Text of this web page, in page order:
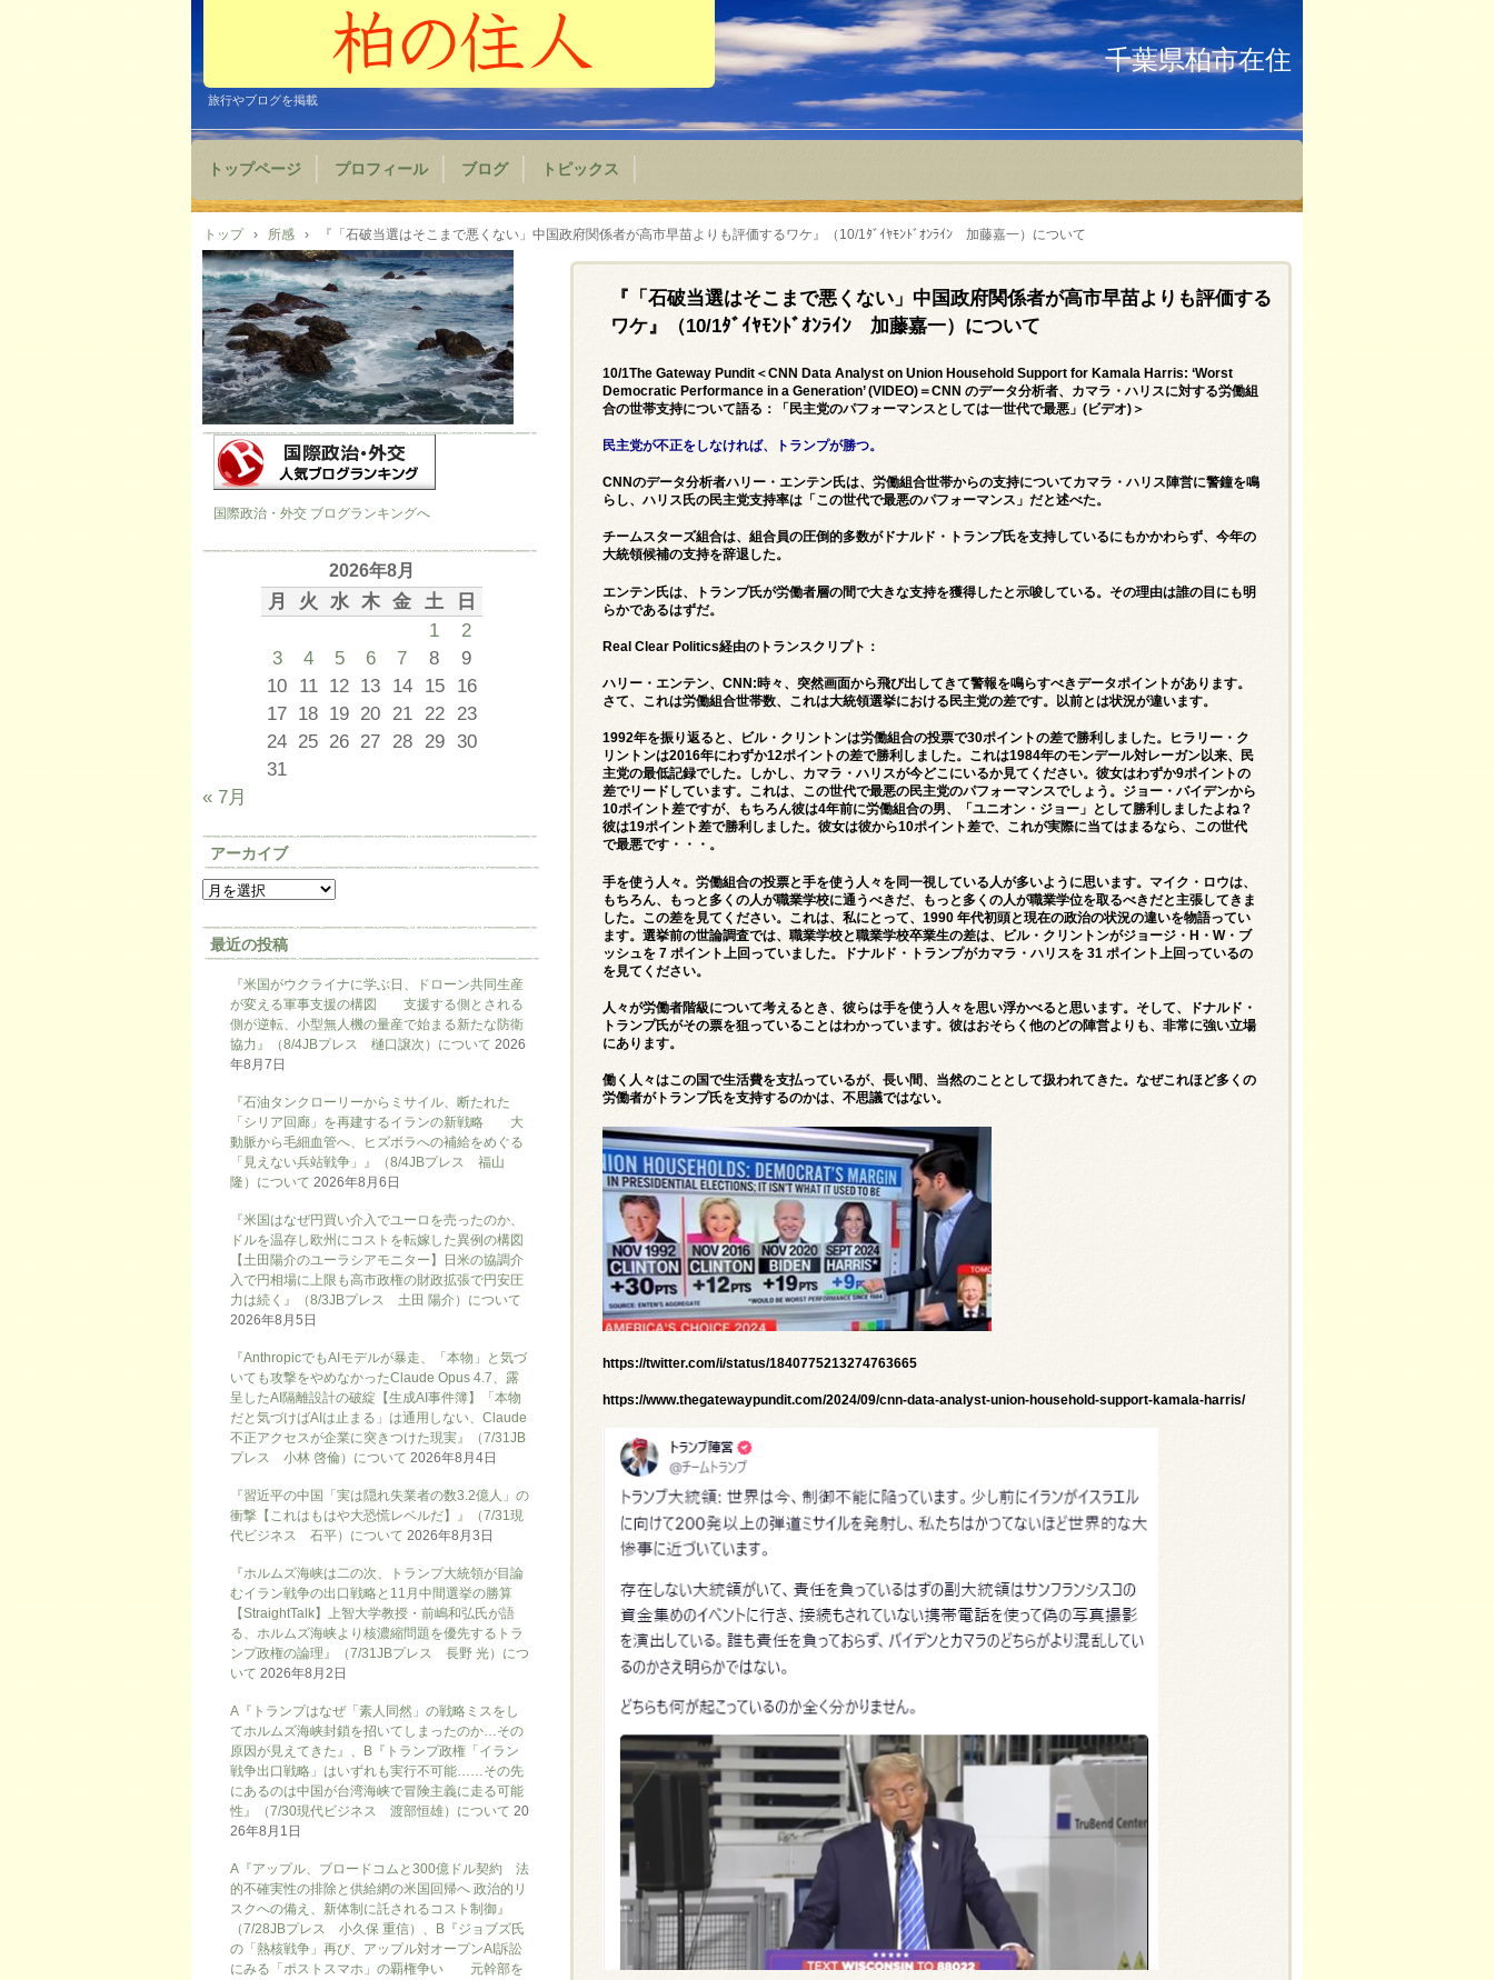
旅行やブログを掲載
千葉県柏市在住
トップページ プロフィール ブログ トピックス
トップ › 所感 › 『「石破当選はそこまで悪くない」中国政府関係者が高市早苗よりも評価するワケ』（10/1ﾀﾞｲﾔﾓﾝﾄﾞｵﾝﾗｲﾝ 加藤嘉一）について
『「石破当選はそこまで悪くない」中国政府関係者が高市早苗よりも評価する
ワケ』（10/1ﾀﾞｲﾔﾓﾝﾄﾞｵﾝﾗｲﾝ 加藤嘉一）について
10/1The Gateway Pundit＜CNN Data Analyst on Union Household Support for Kamala Harris: ‘Worst
Democratic Performance in a Generation’ (VIDEO)＝CNN のデータ分析者、カマラ・ハリスに対する労働組
合の世帯支持について語る：「民主党のパフォーマンスとしては一世代で最悪」(ビデオ)＞
民主党が不正をしなければ、トランプが勝つ。
CNNのデータ分析者ハリー・エンテン氏は、労働組合世帯からの支持についてカマラ・ハリス陣営に警鐘を鳴
らし、ハリス氏の民主党支持率は「この世代で最悪のパフォーマンス」だと述べた。
チームスターズ組合は、組合員の圧倒的多数がドナルド・トランプ氏を支持しているにもかかわらず、今年の
大統領候補の支持を辞退した。
エンテン氏は、トランプ氏が労働者層の間で大きな支持を獲得したと示唆している。その理由は誰の目にも明
らかであるはずだ。
Real Clear Politics経由のトランスクリプト：
ハリー・エンテン、CNN:時々、突然画面から飛び出してきて警報を鳴らすべきデータポイントがあります。
さて、これは労働組合世帯数、これは大統領選挙における民主党の差です。以前とは状況が違います。
1992年を振り返ると、ビル・クリントンは労働組合の投票で30ポイントの差で勝利しました。ヒラリー・ク
リントンは2016年にわずか12ポイントの差で勝利しました。これは1984年のモンデール対レーガン以来、民
主党の最低記録でした。しかし、カマラ・ハリスが今どこにいるか見てください。彼女はわずか9ポイントの
差でリードしています。これは、この世代で最悪の民主党のパフォーマンスでしょう。ジョー・バイデンから
10ポイント差ですが、もちろん彼は4年前に労働組合の男、「ユニオン・ジョー」として勝利しましたよね？
彼は19ポイント差で勝利しました。彼女は彼から10ポイント差で、これが実際に当てはまるなら、この世代
で最悪です・・・。
手を使う人々。労働組合の投票と手を使う人々を同一視している人が多いように思います。マイク・ロウは、
もちろん、もっと多くの人が職業学校に通うべきだ、もっと多くの人が職業学位を取るべきだと主張してきま
した。この差を見てください。これは、私にとって、1990 年代初頭と現在の政治の状況の違いを物語ってい
ます。選挙前の世論調査では、職業学校と職業学校卒業生の差は、ビル・クリントンがジョージ・H・W・ブ
ッシュを 7 ポイント上回っていました。ドナルド・トランプがカマラ・ハリスを 31 ポイント上回っているの
を見てください。
人々が労働者階級について考えるとき、彼らは手を使う人々を思い浮かべると思います。そして、ドナルド・
トランプ氏がその票を狙っていることはわかっています。彼はおそらく他のどの陣営よりも、非常に強い立場
にあります。
働く人々はこの国で生活費を支払っているが、長い間、当然のこととして扱われてきた。なぜこれほど多くの
労働者がトランプ氏を支持するのかは、不思議ではない。
https://twitter.com/i/status/1840775213274763665
https://www.thegatewaypundit.com/2024/09/cnn-data-analyst-union-household-support-kamala-harris/
国際政治・外交 ブログランキングへ
2026年8月
月 火 水 木 金 土
日
1
2
3
4 5 6 7 8
9
10 11 12 13 14 15
16
17 18 19 20 21 22
23
24 25 26 27 28 29 30
31
« 7月
アーカイブ
最近の投稿
『米国がウクライナに学ぶ日、ドローン共同生産
が変える軍事支援の構図 支援する側とされる
側が逆転、小型無人機の量産で始まる新たな防衛
協力』（8/4JBプレス 樋口譲次）について 2026
年8月7日
『石油タンクローリーからミサイル、断たれた
「シリア回廊」を再建するイランの新戦略 大
動脈から毛細血管へ、ヒズボラへの補給をめぐる
「見えない兵站戦争」』（8/4JBプレス 福山
隆）について 2026年8月6日
『米国はなぜ円買い介入でユーロを売ったのか、
ドルを温存し欧州にコストを転嫁した異例の構図
【土田陽介のユーラシアモニター】日米の協調介
入で円相場に上限も高市政権の財政拡張で円安圧
力は続く』（8/3JBプレス 土田 陽介）について
2026年8月5日
『AnthropicでもAIモデルが暴走、「本物」と気づ
いても攻撃をやめなかったClaude Opus 4.7、露
呈したAI隔離設計の破綻【生成AI事件簿】「本物
だと気づけばAIは止まる」は通用しない、Claude
不正アクセスが企業に突きつけた現実』（7/31JB
プレス 小林 啓倫）について 2026年8月4日
『習近平の中国「実は隠れ失業者の数3.2億人」の
衝撃【これはもはや大恐慌レベルだ】』（7/31現
代ビジネス 石平）について 2026年8月3日
『ホルムズ海峡は二の次、トランプ大統領が目論
むイラン戦争の出口戦略と11月中間選挙の勝算
【StraightTalk】上智大学教授・前嶋和弘氏が語
る、ホルムズ海峡より核濃縮問題を優先するトラ
ンプ政権の論理』（7/31JBプレス 長野 光）につ
いて 2026年8月2日
A『トランプはなぜ「素人同然」の戦略ミスをし
てホルムズ海峡封鎖を招いてしまったのか…その
原因が見えてきた』、B『トランプ政権「イラン
戦争出口戦略」はいずれも実行不可能……その先
にあるのは中国が台湾海峡で冒険主義に走る可能
性』（7/30現代ビジネス 渡部恒雄）について 20
26年8月1日
A『アップル、ブロードコムと300億ドル契約 法
的不確実性の排除と供給網の米国回帰へ 政治的リ
スクへの備え、新体制に託されるコスト制御』
（7/28JBプレス 小久保 重信）、B『ジョブズ氏
の「熱核戦争」再び、アップル対オープンAI訴訟
にみる「ポストスマホ」の覇権争い 元幹部を